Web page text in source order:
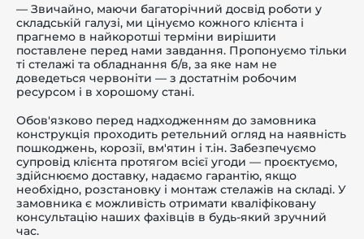
— Звичайно, маючи багаторічний досвід роботи у
складській галузі, ми цінуємо кожного клієнта і
прагнемо в найкоротші терміни вирішити
поставлене перед нами завдання. Пропонуємо тільки
ті стелажі та обладнання б/в, за яке нам не
доведеться червоніти — з достатнім робочим
ресурсом і в хорошому стані.
Обов'язково перед надходженням до замовника
конструкція проходить ретельний огляд на наявність
пошкоджень, корозії, вм'ятин і т.ін. Забезпечуємо
супровід клієнта протягом всієї угоди — проєктуємо,
здійснюємо доставку, надаємо гарантію, якщо
необхідно, розстановку і монтаж стелажів на складі. У
замовника є можливість отримати кваліфіковану
консультацію наших фахівців в будь-який зручний
час.